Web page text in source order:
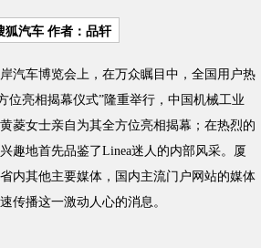
狐汽车 作者：品轩
汽车博览会上，在万众瞩目中，全国用户热
位亮相揭幕仪式”隆重举行，中国机械工业
菱女士亲自为其全方位亮相揭幕；在热烈的
趣地首先品鉴了Linea迷人的内部风采。厦
省内其他主要媒体，国内主流门户网站的媒体
传播这一激动人心的消息。